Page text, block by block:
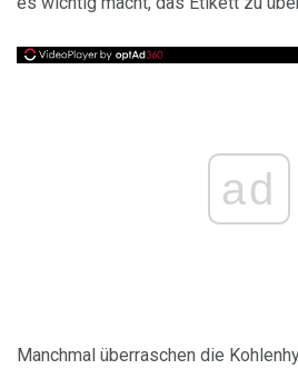
ad
Manchmal überraschen die